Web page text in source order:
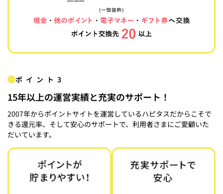
ポイント3
15年以上の運営実績と充実のサポート！
2007年からポイントサイトを運営しているハピタスだからこそで
きる還元率、そして安心のサポートで、利用者さまにご愛顧いた
だいています。